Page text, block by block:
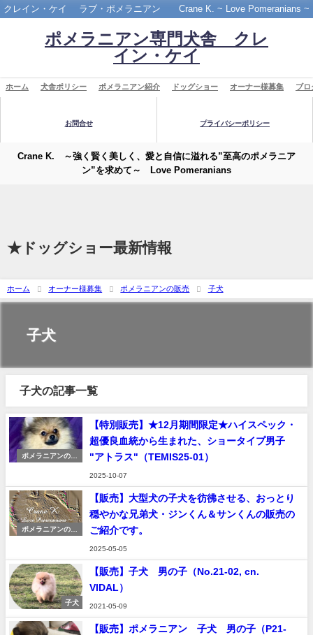
クレイン・ケイ ラブ・ポメラニアン Crane K. ~ Love Pomeranians ~
ポメラニアン専門犬舎 クレ
イン・ケイ
ホーム 犬舎ポリシー ポメラニアン紹介 ドッグショー オーナー様募集 ブロ
お問合せ プライバシーポリシー
Crane K. ～強く賢く美しく、愛と自信に溢れる”至高のポメラニア
ン”を求めて～ Love Pomeranians
★ドッグショー最新情報
ホーム オーナー様募集 ポメラニアンの販売 子犬
子犬
子犬の記事一覧
ポメラニアンの販
【特別販売】★12月期間限定★ハイスペック・
超優良血統から生まれた、ショータイプ男子
"アトラス"（TEMIS25-01）
2025-10-07
ポメラニアンの販
【販売】大型犬の子犬を彷彿させる、おっとり
穏やかな兄弟犬・ジンくん＆サンくんの販売の
ご紹介です。
2025-05-05
子犬
【販売】子犬 男の子（No.21-02, cn.
VIDAL）
2021-05-09
【販売】ポメラニアン 子犬 男の子（P21-